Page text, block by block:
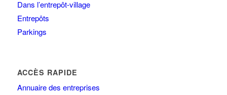
Dans l’entrepôt-village
Entrepôts
Parkings
ACCÈS RAPIDE
Annuaire des entreprises